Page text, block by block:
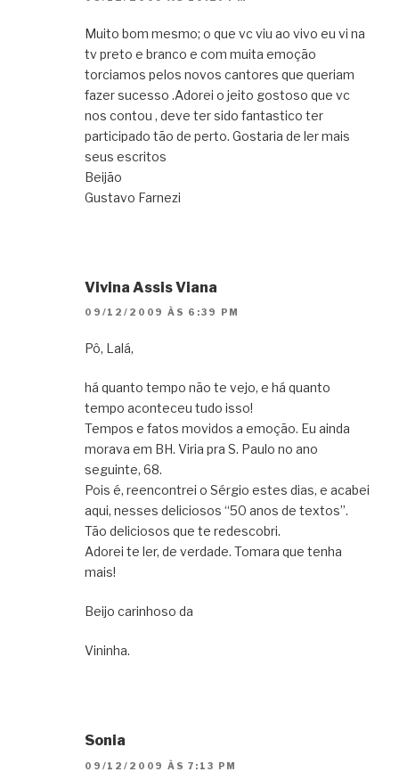
Muito bom mesmo; o que vc viu ao vivo eu vi na
tv preto e branco e com muita emoção
torciamos pelos novos cantores que queriam
fazer sucesso .Adorei o jeito gostoso que vc
nos contou , deve ter sido fantastico ter
participado tão de perto. Gostaria de ler mais
seus escritos
Beijão
Gustavo Farnezi
Vivina Assis Viana
09/12/2009 ÀS 6:39 PM
Pô, Lalá,
há quanto tempo não te vejo, e há quanto
tempo aconteceu tudo isso!
Tempos e fatos movidos a emoção. Eu ainda
morava em BH. Viria pra S. Paulo no ano
seguinte, 68.
Pois é, reencontrei o Sérgio estes dias, e acabei
aqui, nesses deliciosos “50 anos de textos”.
Tão deliciosos que te redescobri.
Adorei te ler, de verdade. Tomara que tenha
mais!
Beijo carinhoso da
Vininha.
Sonia
09/12/2009 ÀS 7:13 PM